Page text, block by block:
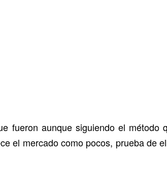
fueron aunque siguiendo el
el mercado como pocos, prueba de